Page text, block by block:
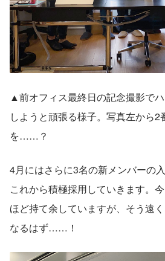
▲前オフィス最終日の記念撮影で
しようと頑張る様子。写真左から2
を……？
4月にはさらに3名の新メンバーの
これから積極採用していきます。
ほど持て余していますが、そう遠
なるはず……！